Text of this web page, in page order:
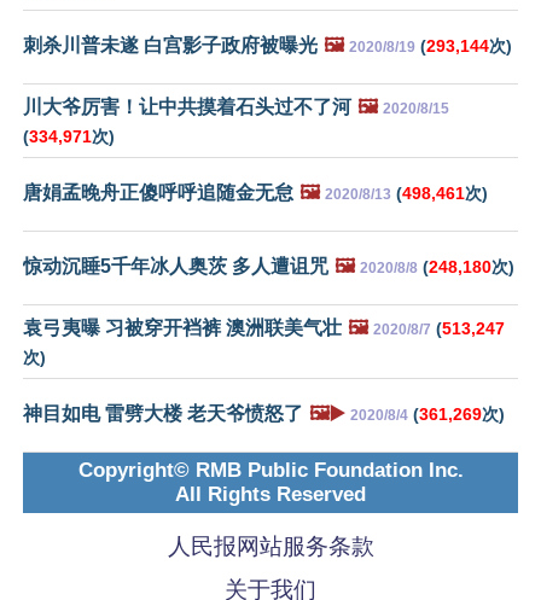
刺杀川普未遂 白宫影子政府被曝光 🖼️ 2020/8/19 (293,144次)
川大爷厉害！让中共摸着石头过不了河 🖼️ 2020/8/15
(334,971次)
唐娟孟晚舟正傻呼呼追随金无怠 🖼️ 2020/8/13 (498,461次)
惊动沉睡5千年冰人奥茨 多人遭诅咒 🖼️ 2020/8/8 (248,180次)
袁弓夷曝 习被穿开裆裤 澳洲联美气壮 🖼️ 2020/8/7 (513,247
次)
神目如电 雷劈大楼 老天爷愤怒了 🖼️▶️ 2020/8/4 (361,269次)
Copyright© RMB Public Foundation Inc.
All Rights Reserved
人民报网站服务条款
关于我们